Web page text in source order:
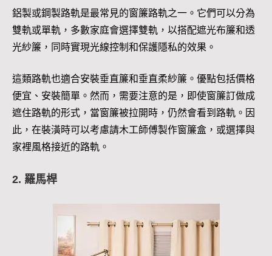
鋁製或鋼製路軌是最常見的窗簾路軌之一。它們可以分為
雙軌或單軌，多數家庭會選擇雙軌，以搭配遮光布簾和透
光紗簾，同時實現光線控制和保護隱私的效果。
這類路軌也適合安裝垂直簾和垂直柔紗簾。優點包括價格
便宜、安裝簡單。然而，需要注意的是，即使窗簾訂做成
遮住路軌的形式，當窗簾被拉開時，仍然會看到路軌。因
此，在裝潢時可以考慮請木工師傅製作窗簾盒，或選擇與
家裡風格接近的路軌。
2. 羅馬桿